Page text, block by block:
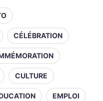
CÉLÉBRATION
CULTURE
EMPLOI